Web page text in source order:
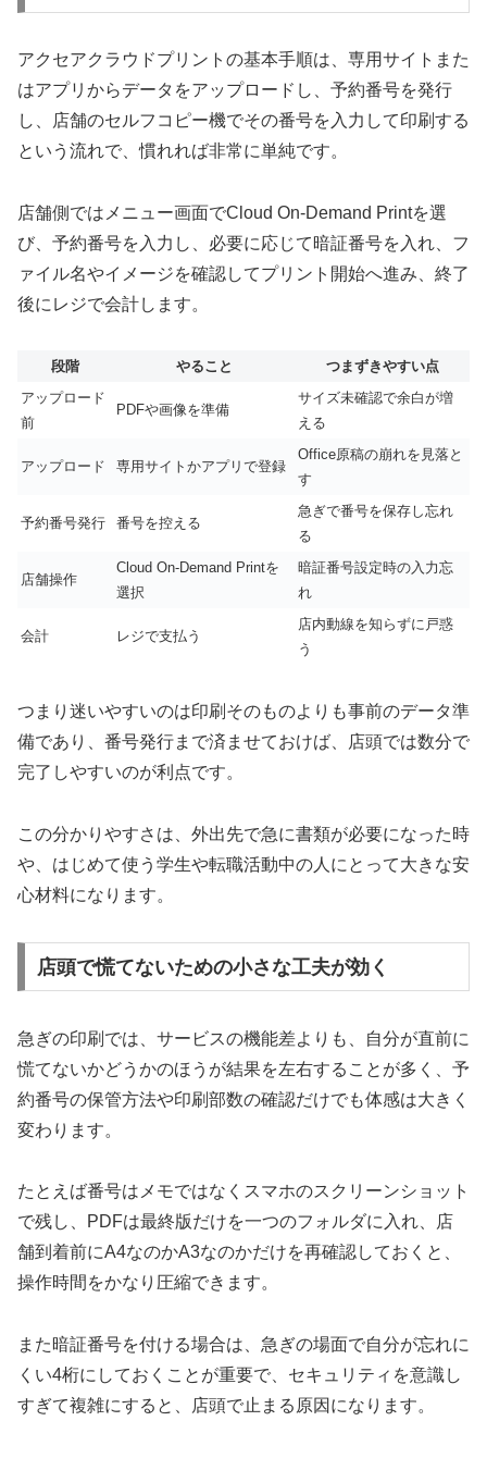
アクセアクラウドプリントの基本手順は、専用サイトまた
はアプリからデータをアップロードし、予約番号を発行
し、店舗のセルフコピー機でその番号を入力して印刷する
という流れで、慣れれば非常に単純です。
店舗側ではメニュー画面でCloud On-Demand Printを選
び、予約番号を入力し、必要に応じて暗証番号を入れ、フ
ァイル名やイメージを確認してプリント開始へ進み、終了
後にレジで会計します。
段階 やること
つまずきやすい点
アップロード
前
PDFや画像を準備
サイズ未確認で余白が増
える
アップロード 専用サイトかアプリで登録
Office原稿の崩れを見落と
す
予約番号発行 番号を控える
急ぎで番号を保存し忘れ
る
店舗操作
Cloud On-Demand Printを
選択
暗証番号設定時の入力忘
れ
会計 レジで支払う
店内動線を知らずに戸惑
う
つまり迷いやすいのは印刷そのものよりも事前のデータ準
備であり、番号発行まで済ませておけば、店頭では数分で
完了しやすいのが利点です。
この分かりやすさは、外出先で急に書類が必要になった時
や、はじめて使う学生や転職活動中の人にとって大きな安
心材料になります。
店頭で慌てないための小さな工夫が効く
急ぎの印刷では、サービスの機能差よりも、自分が直前に
慌てないかどうかのほうが結果を左右することが多く、予
約番号の保管方法や印刷部数の確認だけでも体感は大きく
変わります。
たとえば番号はメモではなくスマホのスクリーンショット
で残し、PDFは最終版だけを一つのフォルダに入れ、店
舗到着前にA4なのかA3なのかだけを再確認しておくと、
操作時間をかなり圧縮できます。
また暗証番号を付ける場合は、急ぎの場面で自分が忘れに
くい4桁にしておくことが重要で、セキュリティを意識し
すぎて複雑にすると、店頭で止まる原因になります。